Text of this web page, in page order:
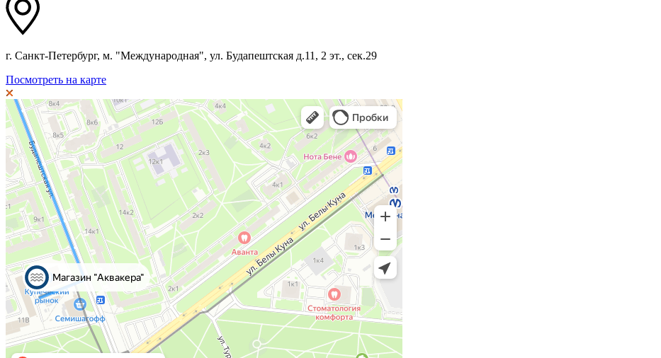
г. Санкт-Петербург, м. "Международная", ул. Будапештская д.11, 2 эт., сек.29
Посмотреть на карте